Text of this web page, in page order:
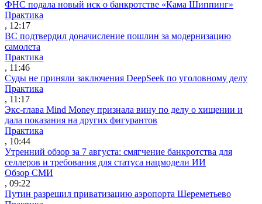
ФНС подала новый иск о банкротстве «Кама Шиппинг»
Практика
, 12:17
ВС подтвердил доначисление пошлин за модернизацию
самолета
Практика
, 11:46
Суды не приняли заключения DeepSeek по уголовному делу
Практика
, 11:17
Экс-глава Mind Money признала вину по делу о хищении и
дала показания на других фигурантов
Практика
, 10:44
Утренний обзор за 7 августа: смягчение банкротства для
селлеров и требования для статуса нацмодели ИИ
Обзор СМИ
, 09:22
Путин разрешил приватизацию аэропорта Шереметьево